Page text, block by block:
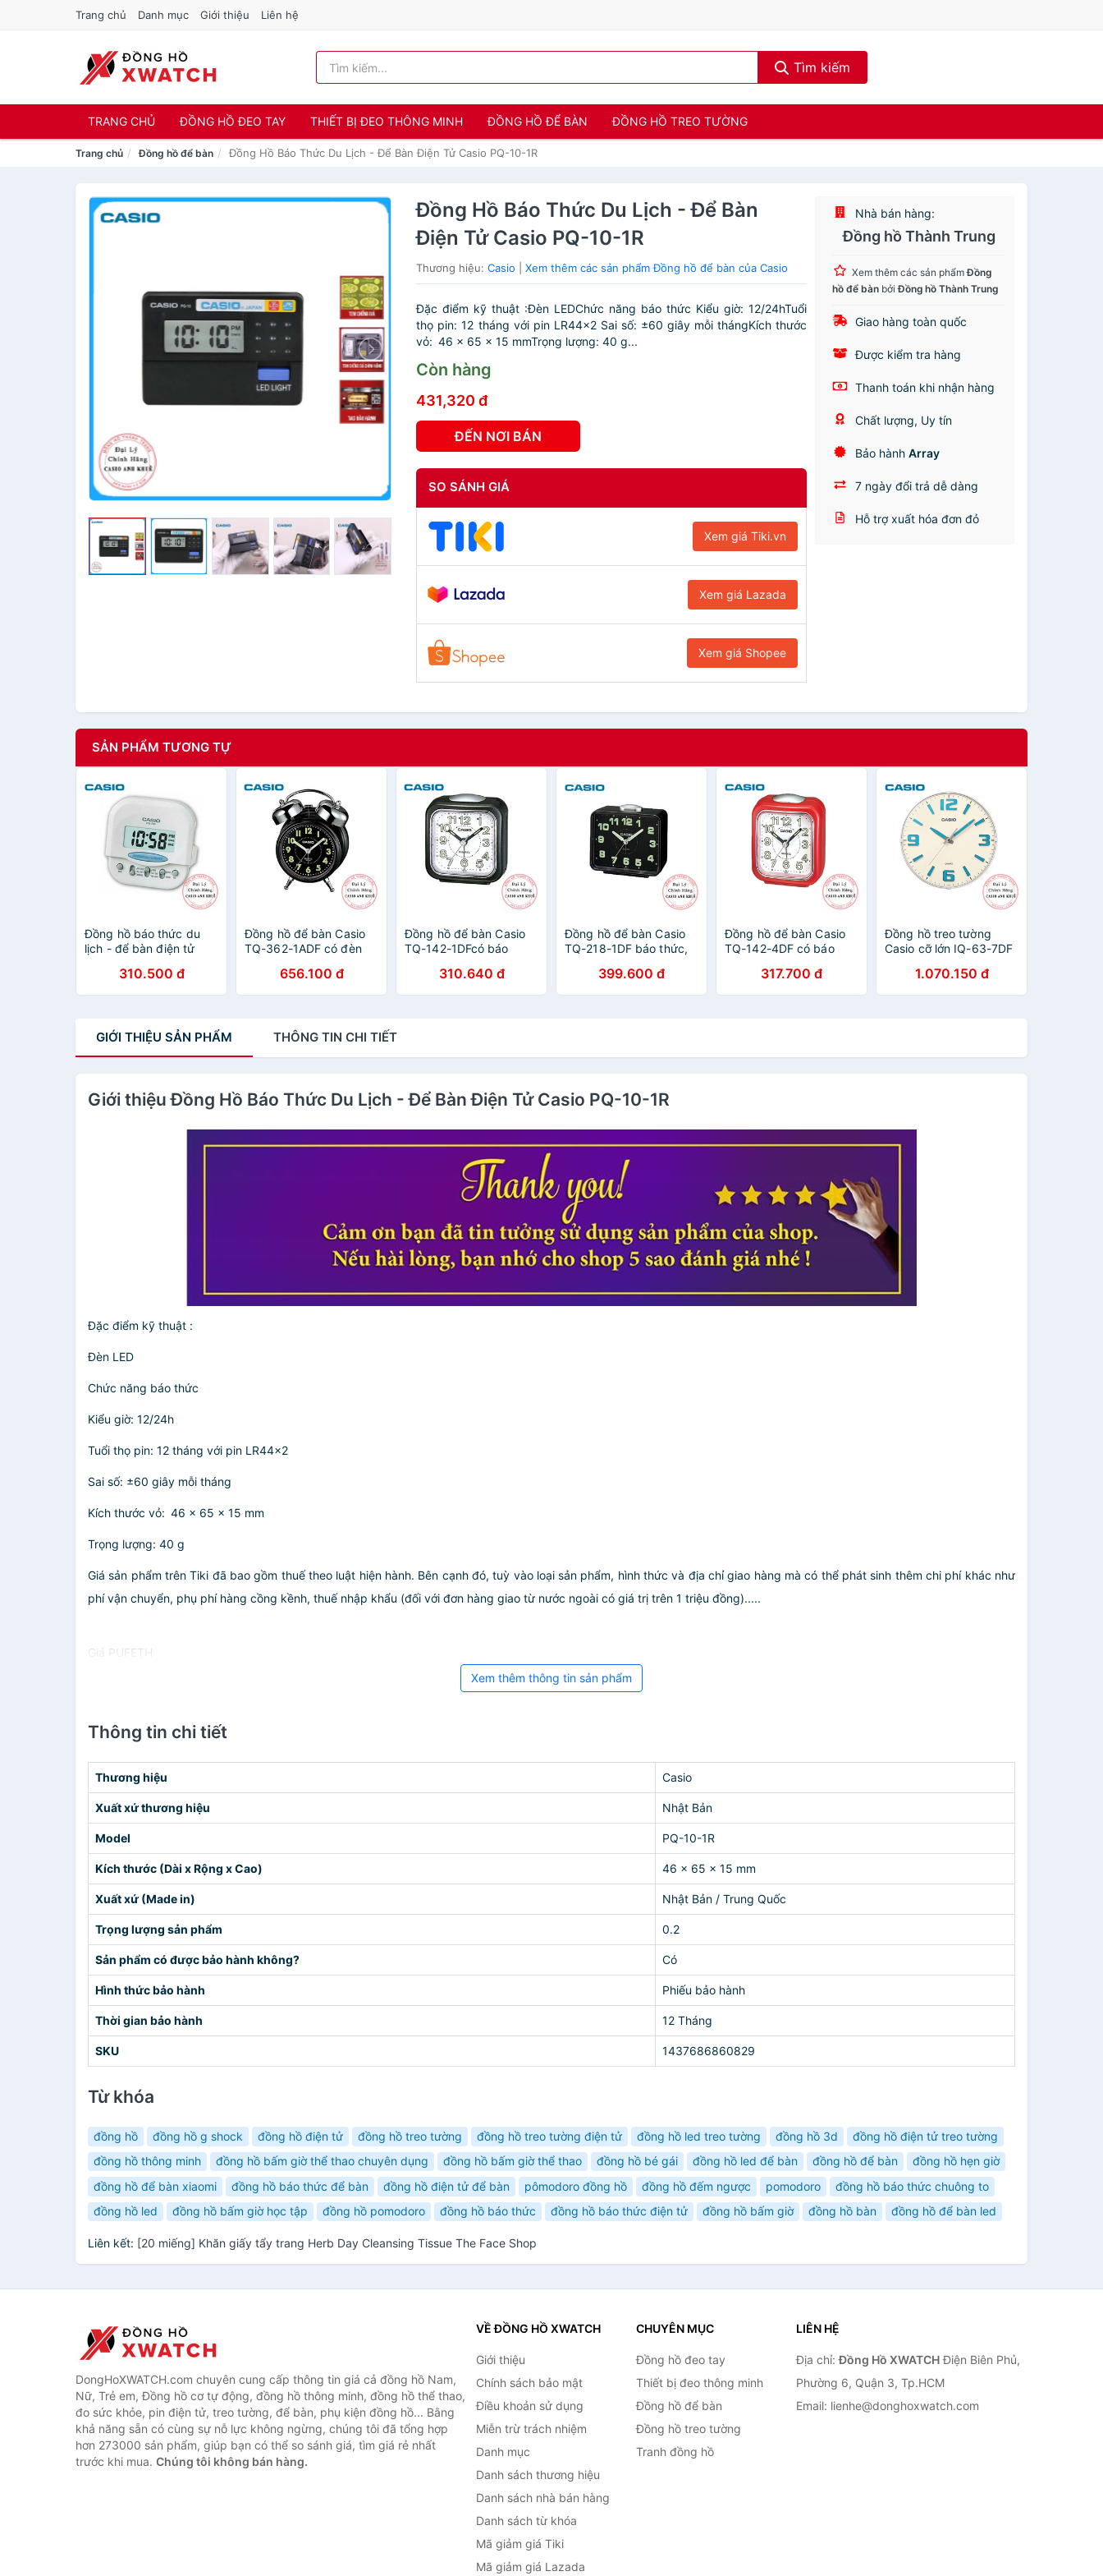
Trang chủ Danh mục Giới thiệu Liên hệ
Tìm kiếm
TRANG CHỦ ĐỒNG HỒ ĐEO TAY THIẾT BỊ ĐEO THÔNG MINH ĐỒNG HỒ ĐỂ BÀN ĐỒNG HỒ TREO TƯỜNG
Trang chủ Đồng hồ để bàn Đồng Hồ Báo Thức Du Lịch - Để Bàn Điện Tử Casio PQ-10-1R
Đồng Hồ Báo Thức Du Lịch - Để Bàn
Điện Tử Casio PQ-10-1R
Thương hiệu:Casio |Xem thêm các sản phẩm Đồng hồ để bàn của Casio
Đặc điểm kỹ thuật :Đèn LEDChức năng báo thức Kiểu giờ: 12/24hTuổi
thọ pin: 12 tháng với pin LR44×2 Sai số: ±60 giây mỗi thángKích thước
vỏ: 46 × 65 × 15 mmTrọng lượng: 40 g...
Còn hàng
431,320 đ
ĐẾN NƠI BÁN
SO SÁNH GIÁ
Xem giá Tiki.vn
Xem giá Lazada
Xem giá Shopee
Nhà bán hàng:
Đồng hồ Thành Trung
Xem thêm các sản phẩmĐồng
hồ để bàn bởiĐồng hồ Thành Trung
Giao hàng toàn quốc
Được kiểm tra hàng
Thanh toán khi nhận hàng
Chất lượng, Uy tín
Bảo hànhArray
7 ngày đổi trả dễ dàng
Hỗ trợ xuất hóa đơn đỏ
SẢN PHẨM TƯƠNG TỰ
Đồng hồ báo thức du
lịch - để bàn điện tử
trắng 6X6cm
310.500 đ
Đồng hồ để bàn Casio
TQ-362-1ADF có đèn
quang ( 13.6×10.6×6
cm )
656.100 đ
Đồng hồ để bàn Casio
TQ-142-1DFcó báo
7.7×7.2×4.9 cm )
310.640 đ
Đồng hồ để bàn Casio
TQ-218-1DF báo thức,
399.600 đ
Đồng hồ để bàn Casio
TQ-142-4DF có báo
(7.7×7.2×4.9 cm)
317.700 đ
Đồng hồ treo tường
Casio cỡ lớn IQ-63-7DF
1.070.150 đ
GIỚI THIỆU SẢN PHẨM THÔNG TIN CHI TIẾT
Giới thiệu Đồng Hồ Báo Thức Du Lịch - Để Bàn Điện Tử Casio PQ-10-1R
Đặc điểm kỹ thuật :
Đèn LED
Chức năng báo thức
Kiểu giờ: 12/24h
Tuổi thọ pin: 12 tháng với pin LR44×2
Sai số: ±60 giây mỗi tháng
Kích thước vỏ: 46 × 65 × 15 mm
Trọng lượng: 40 g
Giá sản phẩm trên Tiki đã bao gồm thuế theo luật hiện hành. Bên cạnh đó, tuỳ vào loại sản phẩm, hình thức và địa chỉ giao hàng mà có thể phát sinh thêm chi phí khác như
phí vận chuyển, phụ phí hàng cồng kềnh, thuế nhập khẩu (đối với đơn hàng giao từ nước ngoài có giá trị trên 1 triệu đồng).....
Giá PUFETH
Xem thêm thông tin sản phẩm
Thông tin chi tiết
Thương hiệu Casio
Xuất xứ thương hiệu Nhật Bản
Model PQ-10-1R
Kích thước (Dài x Rộng x Cao) 46 × 65 × 15 mm
Xuất xứ (Made in) Nhật Bản / Trung Quốc
Trọng lượng sản phẩm 0.2
Sản phẩm có được bảo hành không? Có
Hình thức bảo hành Phiếu bảo hành
Thời gian bảo hành 12 Tháng
SKU 1437686860829
Từ khóa
đồng hồ đồng hồ g shock đồng hồ điện tử đồng hồ treo tường đồng hồ treo tường điện tử đồng hồ led treo tường đồng hồ 3d
đồng hồ điện tử treo tường
đồng hồ thông minh
đồng hồ bấm giờ thể thao chuyên dụng đồng hồ bấm giờ thể thao đồng hồ bé gái đồng hồ led để bàn đồng hồ để bàn
đồng hồ hẹn giờ
đồng hồ để bàn xiaomi
đồng hồ báo thức để bàn đồng hồ điện tử để bàn pômodoro đồng hồ đồng hồ đếm ngược pomodoro
đồng hồ báo thức chuông to
đồng hồ led
đồng hồ bấm giờ học tập đồng hồ pomodoro đồng hồ báo thức đồng hồ báo thức điện tử đồng hồ bấm giờ đồng hồ bàn đồng hồ để bàn led
Liên kết: [20 miếng] Khăn giấy tẩy trang Herb Day Cleansing Tissue The Face Shop
DongHoXWATCH.com chuyên cung cấp thông tin giá cả đồng hồ Nam,
Nữ, Trẻ em, Đồng hồ cơ tự động, đồng hồ thông minh, đồng hồ thể thao,
đo sức khỏe, pin điện tử, treo tường, để bàn, phụ kiện đồng hồ... Bằng
khả năng sẵn có cùng sự nỗ lực không ngừng, chúng tôi đã tổng hợp
hơn 273000 sản phẩm, giúp bạn có thể so sánh giá, tìm giá rẻ nhất
trước khi mua. Chúng tôi không bán hàng.
VỀ ĐỒNG HỒ XWATCH
Giới thiệu
Chính sách bảo mật
Điều khoản sử dụng
Miễn trừ trách nhiệm
Danh mục
Danh sách thương hiệu
Danh sách nhà bán hàng
Danh sách từ khóa
Mã giảm giá Tiki
Mã giảm giá Lazada
CHUYÊN MỤC
Đồng hồ đeo tay
Thiết bị đeo thông minh
Đồng hồ để bàn
Đồng hồ treo tường
Tranh đồng hồ
LIÊN HỆ
Địa chỉ:Đồng Hồ XWATCHĐiện Biên Phủ,
Phường 6, Quận 3, Tp.HCM
Email: lienhe@donghoxwatch.com